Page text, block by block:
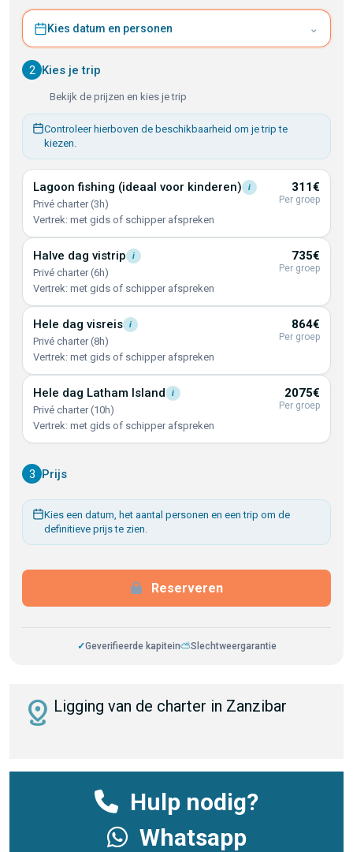
Kies datum en personen ⌄
2 Kies je trip
Bekijk de prijzen en kies je trip
Controleer hierboven de beschikbaarheid om je trip te
kiezen.
Lagoon fishing (ideaal voor kinderen) i
Privé charter (3h)
Vertrek: met gids of schipper afspreken
311€
Per groep
Halve dag vistrip i
Privé charter (6h)
Vertrek: met gids of schipper afspreken
735€
Per groep
Hele dag visreis i
Privé charter (8h)
Vertrek: met gids of schipper afspreken
864€
Per groep
Hele dag Latham Island i
Privé charter (10h)
Vertrek: met gids of schipper afspreken
2075€
Per groep
3 Prijs
Kies een datum, het aantal personen en een trip om de
definitieve prijs te zien.
Reserveren
✓Geverifieerde kapitein⛅Slechtweergarantie
distance Ligging van de charter in Zanzibar
Hulp nodig?
Whatsapp